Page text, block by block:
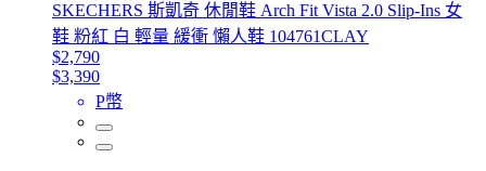
SKECHERS 斯凱奇 休閒鞋 Arch Fit Vista 2.0 Slip-Ins 女
鞋 粉紅 白 輕量 緩衝 懶人鞋 104761CLAY
$2,790
$3,390
P幣